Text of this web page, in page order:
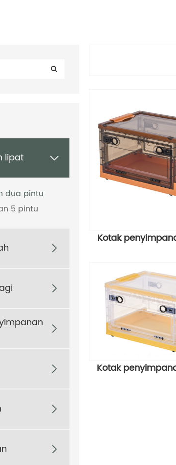
lipat 
dua pintu
5 pintu






Kotak
Kotak